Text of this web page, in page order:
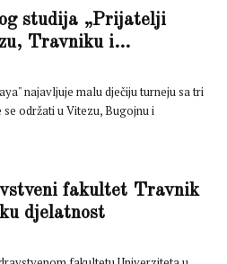
studija „Prijatelji
Travniku i...
najavljuje malu dječiju turneju sa tri
održati u Vitezu, Bugojnu i
fakultet Travnik
djelatnost